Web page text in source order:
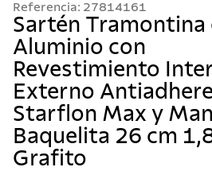
Referencia: 27814161
Sartén Tramontina
Aluminio con
Revestimiento
Externo
Starflon Max y
Baquelita 26 cm
Grafito